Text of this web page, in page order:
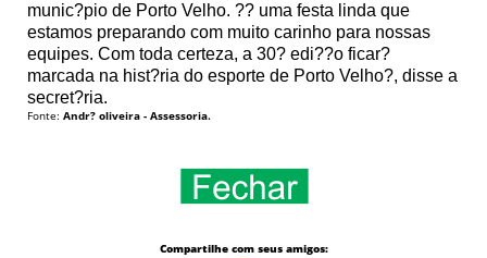
munic?pio de Porto Velho. ?? uma festa linda que
estamos preparando com muito carinho para nossas
equipes. Com toda certeza, a 30? edi??o ficar?
marcada na hist?ria do esporte de Porto Velho?, disse a
secret?ria.
Fonte: Andr? oliveira - Assessoria.
Compartilhe com seus amigos: